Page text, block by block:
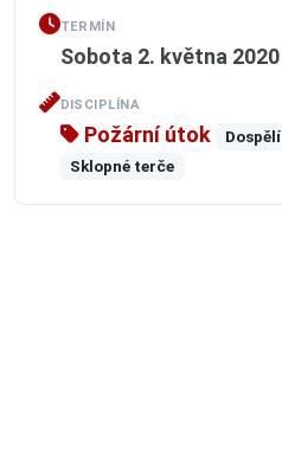
TERMÍN
Sobota 2. května 2020
DISCIPLÍNA
Požární útok
Dospělí
Sklopné terče